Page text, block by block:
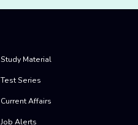
Study Material
Test Series
Current Affairs
Job Alerts